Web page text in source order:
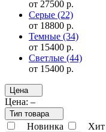
от 27500 р.
Серые (22)
от 18800 р.
Темные (34)
от 15400 р.
Светлые (44)
от 15400 р.
Цена
Цена: –
Тип товара
Новинка Хит